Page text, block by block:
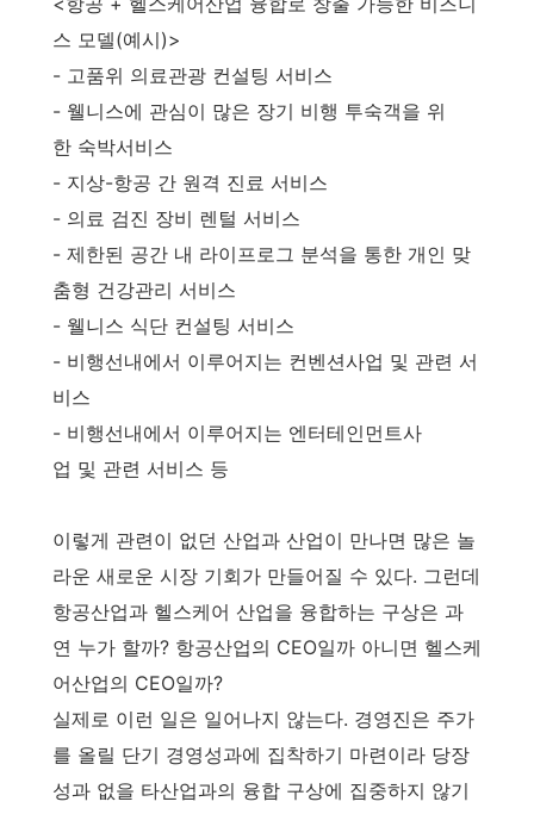
스 모델(예시)>
- 고품위 의료관광 컨설팅 서비스
- 웰니스에 관심이 많은 장기 비행 투숙객을 위
한 숙박서비스
- 지상-항공 간 원격 진료 서비스
- 의료 검진 장비 렌털 서비스
- 제한된 공간 내 라이프로그 분석을 통한 개인 맞
춤형 건강관리 서비스
- 웰니스 식단 컨설팅 서비스
- 비행선내에서 이루어지는 컨벤션사업 및 관련 서
비스
- 비행선내에서 이루어지는 엔터테인먼트사
업 및 관련 서비스 등
이렇게 관련이 없던 산업과 산업이 만나면 많은 놀
라운 새로운 시장 기회가 만들어질 수 있다. 그런데
항공산업과 헬스케어 산업을 융합하는 구상은 과
연 누가 할까? 항공산업의 CEO일까 아니면 헬스케
어산업의 CEO일까?
실제로 이런 일은 일어나지 않는다. 경영진은 주가
를 올릴 단기 경영성과에 집착하기 마련이라 당장
성과 없을 타산업과의 융합 구상에 집중하지 않기